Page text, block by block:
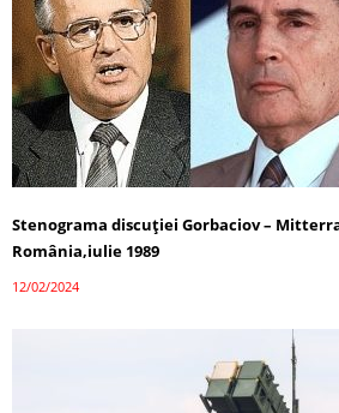
Stenograma discuției Gorbaciov –
România,iulie 1989
12/02/2024